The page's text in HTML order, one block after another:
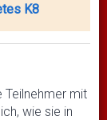
K8
Teilnehmer mit
wie sie in